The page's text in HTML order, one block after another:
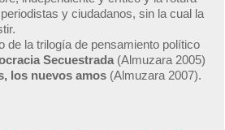
y ciudadanos, sin la cual la
de la trilogía de pensamiento político
Secuestrada (Almuzara 2005)
los nuevos amos (Almuzara 2007).